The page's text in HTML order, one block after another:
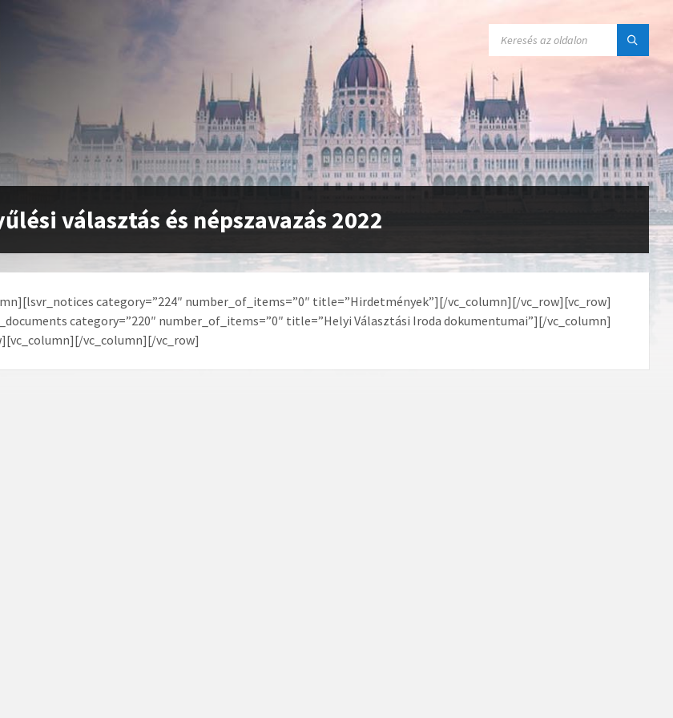
választás és népszavazás 2022
category=”224″ number_of_items=”0″ title=”Hirdetmények”][/vc_column][/vc_row][vc_row]
category=”220″ number_of_items=”0″ title=”Helyi Választási Iroda dokumentumai”][/vc_column]
vc_column][/vc_row]